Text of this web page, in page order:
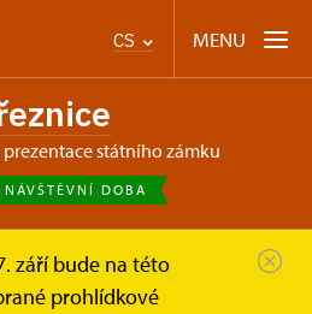
CS MENU
prezentace státního zámku
DOBA
září bude na této
prohlídkové